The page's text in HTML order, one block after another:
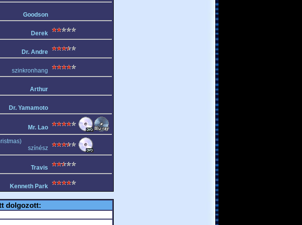
Goodson
Derek
Dr. Andre
szinkronhang
Arthur
Dr. Yamamoto
Mr. Lao
színész
Travis
Kenneth Park
dolgozott: